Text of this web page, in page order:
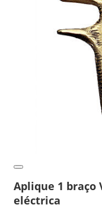
Aplique 1 braço
eléctrica